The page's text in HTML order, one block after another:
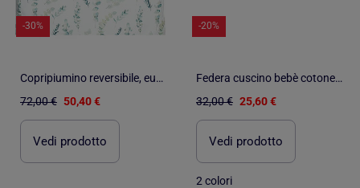
-30%
Copripiumino reversibile, eucalipto | SEVIRA KIDS
72,00 € 50,40 €
Vedi prodotto
-20%
Federa cuscino bebè cotone reversibile | SEVIRA KIDS
32,00 € 25,60 €
Vedi prodotto
2 colori